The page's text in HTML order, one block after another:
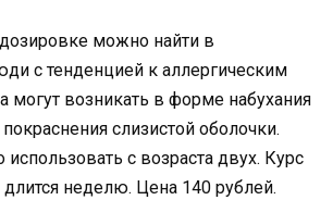
можно найти в
с тенденцией к аллергическим
могут возникать в форме набухания
слизистой оболочки.
с возраста двух. Курс
неделю. Цена 140 рублей.